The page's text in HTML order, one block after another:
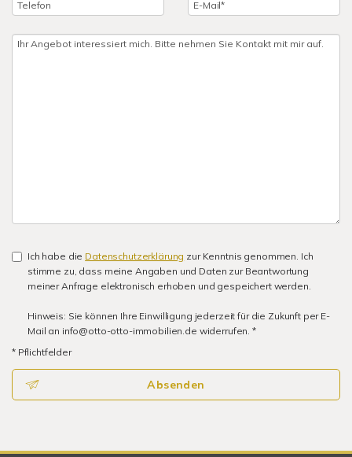
Ich habe die Datenschutzerklärung zur Kenntnis genommen. Ich
stimme zu, dass meine Angaben und Daten zur Beantwortung
meiner Anfrage elektronisch erhoben und gespeichert werden.
Hinweis: Sie können Ihre Einwilligung jederzeit für die Zukunft per E-
Mail an info@otto-otto-immobilien.de widerrufen. *
* Pflichtfelder
Absenden